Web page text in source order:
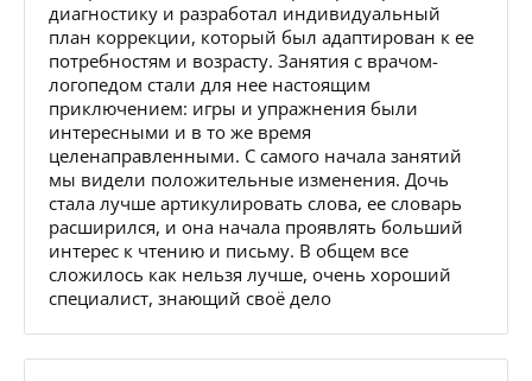
диагностику и разработал индивидуальный
план коррекции, который был адаптирован к ее
потребностям и возрасту. Занятия с врачом-
логопедом стали для нее настоящим
приключением: игры и упражнения были
интересными и в то же время
целенаправленными. С самого начала занятий
мы видели положительные изменения. Дочь
стала лучше артикулировать слова, ее словарь
расширился, и она начала проявлять больший
интерес к чтению и письму. В общем все
сложилось как нельзя лучше, очень хороший
специалист, знающий своё дело